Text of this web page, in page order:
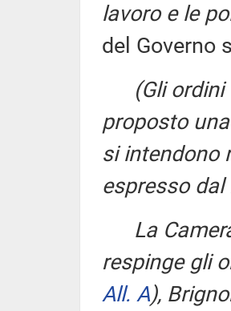
lavoro e le
del Governo
(Gli
proposto
si intendono
espresso dal
La
respinge gli
All. A),